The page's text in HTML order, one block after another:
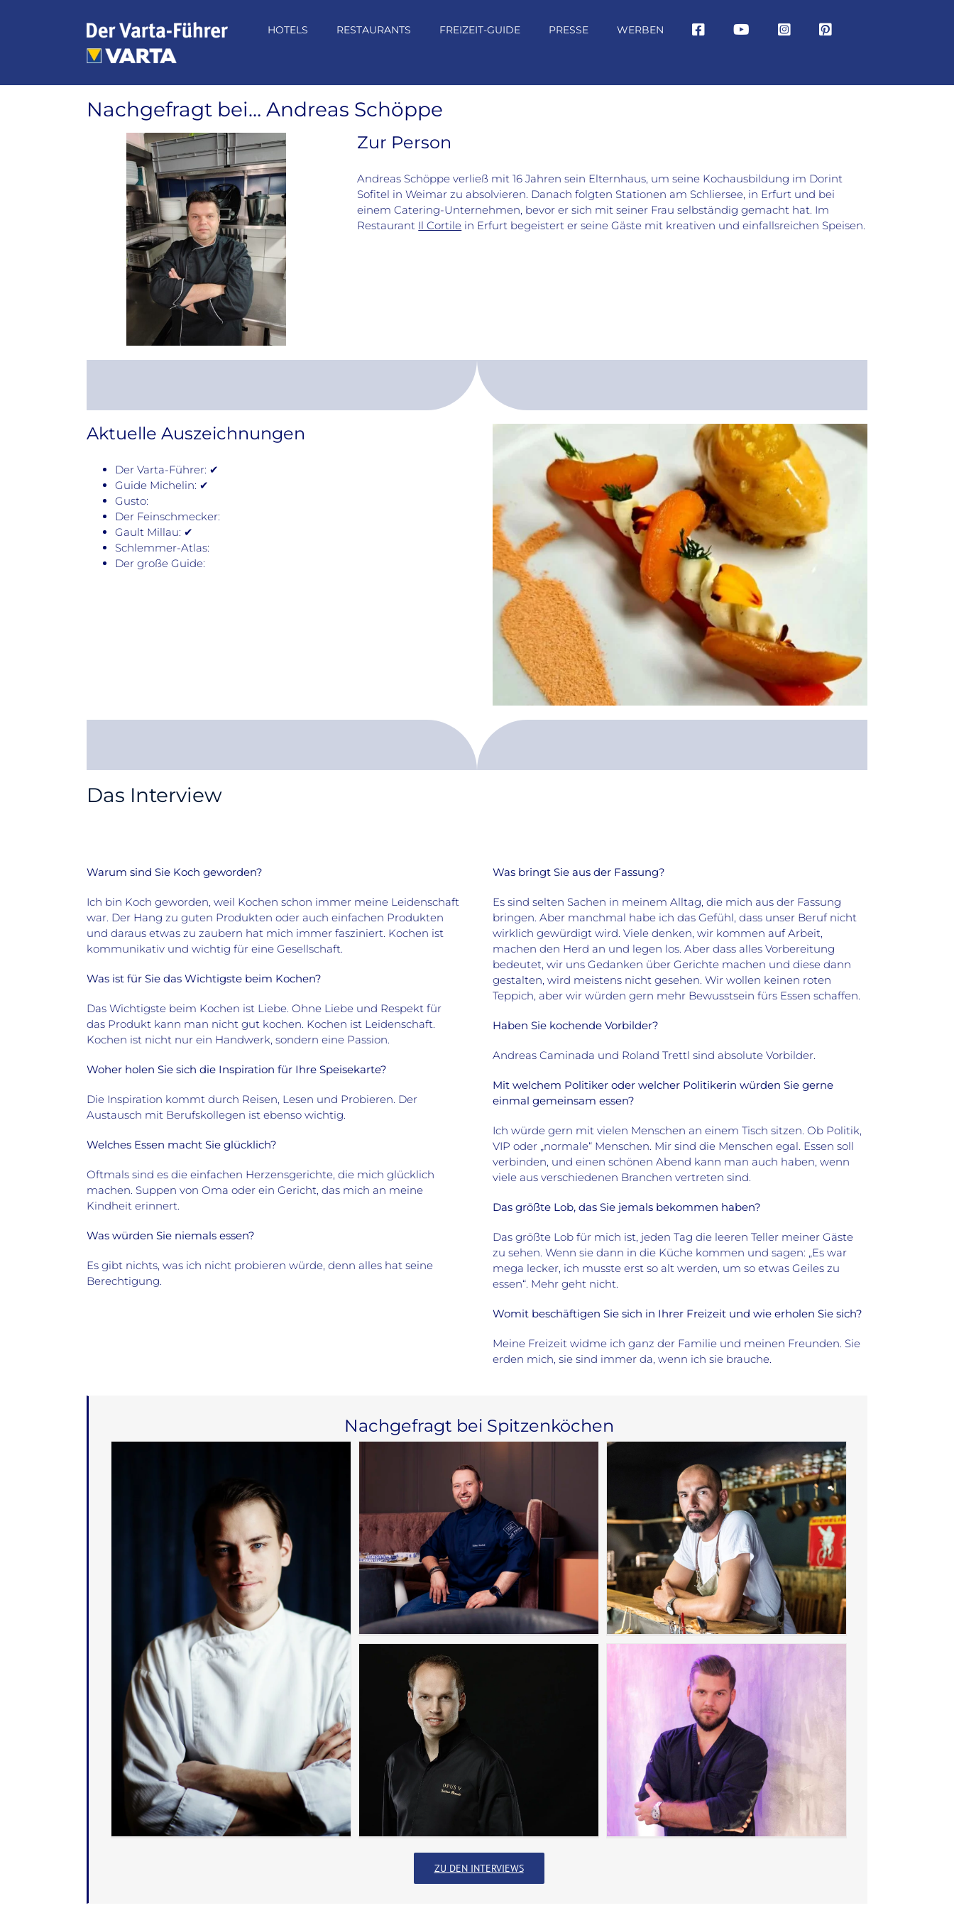
HOTELS RESTAURANTS FREIZEIT-GUIDE PRESSE WERBEN
Nachgefragt bei… Andreas Schöppe
Zur Person
Andreas Schöppe verließ mit 16 Jahren sein Elternhaus, um seine Kochausbildung im Dorint
Sofitel in Weimar zu absolvieren. Danach folgten Stationen am Schliersee, in Erfurt und bei
einem Catering-Unternehmen, bevor er sich mit seiner Frau selbständig gemacht hat. Im
Restaurant Il Cortile in Erfurt begeistert er seine Gäste mit kreativen und einfallsreichen Speisen.
Aktuelle Auszeichnungen
Der Varta-Führer: ✔
Guide Michelin: ✔
Gusto:
Der Feinschmecker:
Gault Millau: ✔
Schlemmer-Atlas:
Der große Guide:
Das Interview
Warum sind Sie Koch geworden?
Ich bin Koch geworden, weil Kochen schon immer meine Leidenschaft
war. Der Hang zu guten Produkten oder auch einfachen Produkten
und daraus etwas zu zaubern hat mich immer fasziniert. Kochen ist
kommunikativ und wichtig für eine Gesellschaft.
Was ist für Sie das Wichtigste beim Kochen?
Das Wichtigste beim Kochen ist Liebe. Ohne Liebe und Respekt für
das Produkt kann man nicht gut kochen. Kochen ist Leidenschaft.
Kochen ist nicht nur ein Handwerk, sondern eine Passion.
Woher holen Sie sich die Inspiration für Ihre Speisekarte?
Die Inspiration kommt durch Reisen, Lesen und Probieren. Der
Austausch mit Berufskollegen ist ebenso wichtig.
Welches Essen macht Sie glücklich?
Oftmals sind es die einfachen Herzensgerichte, die mich glücklich
machen. Suppen von Oma oder ein Gericht, das mich an meine
Kindheit erinnert.
Was würden Sie niemals essen?
Es gibt nichts, was ich nicht probieren würde, denn alles hat seine
Berechtigung.
Was bringt Sie aus der Fassung?
Es sind selten Sachen in meinem Alltag, die mich aus der Fassung
bringen. Aber manchmal habe ich das Gefühl, dass unser Beruf nicht
wirklich gewürdigt wird. Viele denken, wir kommen auf Arbeit,
machen den Herd an und legen los. Aber dass alles Vorbereitung
bedeutet, wir uns Gedanken über Gerichte machen und diese dann
gestalten, wird meistens nicht gesehen. Wir wollen keinen roten
Teppich, aber wir würden gern mehr Bewusstsein fürs Essen schaffen.
Haben Sie kochende Vorbilder?
Andreas Caminada und Roland Trettl sind absolute Vorbilder.
Mit welchem Politiker oder welcher Politikerin würden Sie gerne
einmal gemeinsam essen?
Ich würde gern mit vielen Menschen an einem Tisch sitzen. Ob Politik,
VIP oder „normale“ Menschen. Mir sind die Menschen egal. Essen soll
verbinden, und einen schönen Abend kann man auch haben, wenn
viele aus verschiedenen Branchen vertreten sind.
Das größte Lob, das Sie jemals bekommen haben?
Das größte Lob für mich ist, jeden Tag die leeren Teller meiner Gäste
zu sehen. Wenn sie dann in die Küche kommen und sagen: „Es war
mega lecker, ich musste erst so alt werden, um so etwas Geiles zu
essen“. Mehr geht nicht.
Womit beschäftigen Sie sich in Ihrer Freizeit und wie erholen Sie sich?
Meine Freizeit widme ich ganz der Familie und meinen Freunden. Sie
erden mich, sie sind immer da, wenn ich sie brauche.
Nachgefragt bei Spitzenköchen
ZU DEN INTERVIEWS